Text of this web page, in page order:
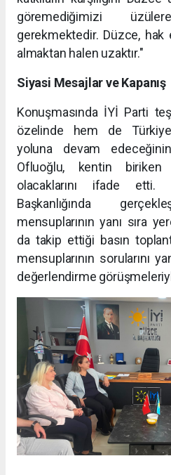
göremediğimizi
gerekmektedir. Düzce, hak
almaktan halen uzaktır."
Siyasi Mesajlar ve Kapanış
Konuşmasında İYİ Parti
özelinde hem de Türkiye
yoluna devam
Ofluoğlu, kentin biriken
olacaklarını ifade
Başkanlığında
mensuplarının yanı sıra
da takip ettiği basın
mensuplarının sorularını
değerlendirme